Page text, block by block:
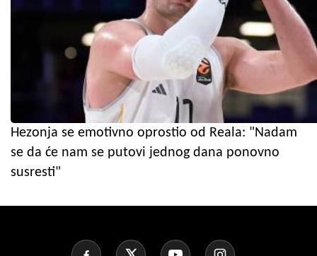
Hezonja se emotivno oprostio od Reala: "Nadam
se da će nam se putovi jednog dana ponovno
susresti"